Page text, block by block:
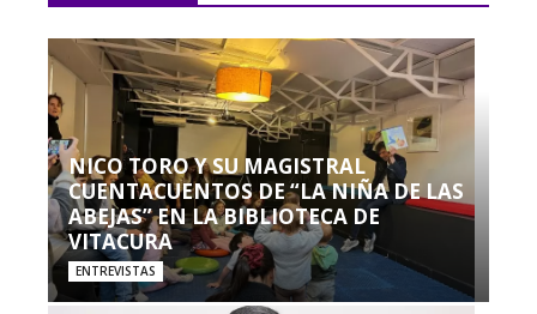
NICO TORO Y SU MAGISTRAL
CUENTACUENTOS DE “LA NIÑA DE LAS
ABEJAS” EN LA BIBLIOTECA DE
VITACURA
ENTREVISTAS